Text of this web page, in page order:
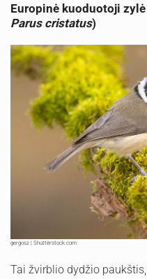
Europinė kuoduotoji
Parus cristatus)
gergosz | Shutterstock.com
Tai žvirblio dydžio